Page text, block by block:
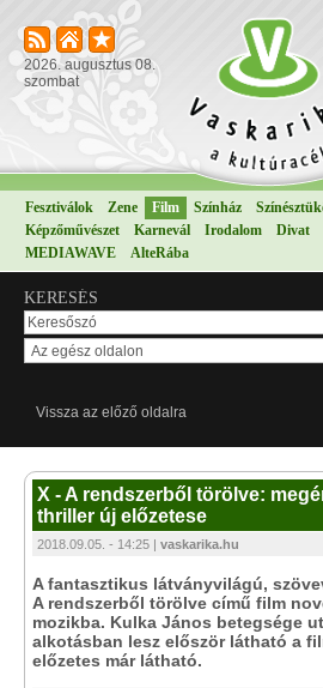
2026. augusztus 08.
szombat
Fesztiválok Zene Film Színház
Képzőművészet
Karnevál Irodalom Divat
MEDIAWAVE
AlteRába
KERESÉS
Vissza az előző oldalra
X - A rendszerből törölve:
thriller új előzetese
2018.09.05. - 14:25 | vaskarika.hu
A fantasztikus látványvilágú,
A rendszerből törölve című film
mozikba. Kulka János betegsége
alkotásban lesz először látható a
előzetes már látható.